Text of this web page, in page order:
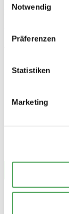
Notwendig
Präferenzen
Statistiken
Marketing
Hessischer
der Nada